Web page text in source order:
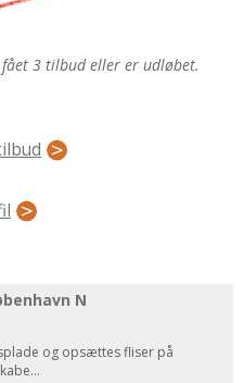
3 tilbud eller er udløbet.
N
og opsættes fliser på